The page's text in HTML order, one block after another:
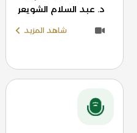
د. عبد السلام الشويعر
شاهد المزيد